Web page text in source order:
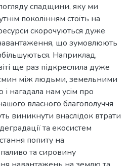
спадщини, яку ми
поколінням стоїть на
скорочуються дуже
що зумовлюють
Наприклад,
ще раз підкреслила дуже
між людьми, земельними
нагадала нам усім про
власного благополуччя
виникнути внаслідок втрати
та екосистем
попиту на
та сировину